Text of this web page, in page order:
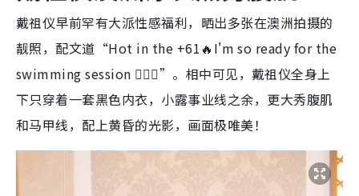
戴祖仪早前罕有大派性感福利，晒出多张在澳洲拍摄的
靓照，配文道“Hot in the +61🔥I'm so ready for the
swimming session 🏊🏻‍♀️”。相中可见，戴祖仪全身上
下只穿着一套黑色内衣，小露事业线之余，更大秀腹肌
和马甲线，配上黄昏的光影，画面极唯美！